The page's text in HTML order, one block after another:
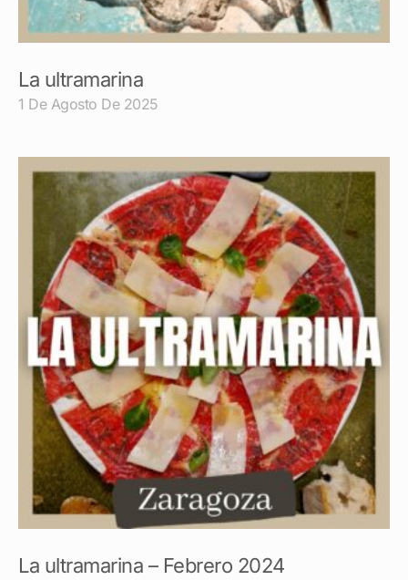
La ultramarina
1 De Agosto De 2025
La ultramarina – Febrero 2024